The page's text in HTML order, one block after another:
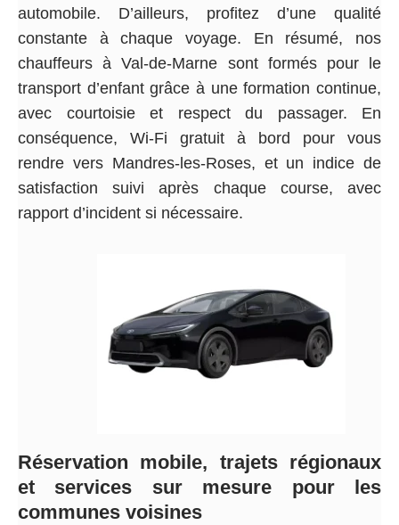
automobile. D’ailleurs, profitez d’une qualité
constante à chaque voyage. En résumé, nos
chauffeurs à Val-de-Marne sont formés pour le
transport d’enfant grâce à une formation continue,
avec courtoisie et respect du passager. En
conséquence, Wi-Fi gratuit à bord pour vous
rendre vers Mandres-les-Roses, et un indice de
satisfaction suivi après chaque course, avec
rapport d’incident si nécessaire.
Réservation mobile, trajets régionaux
et services sur mesure pour les
communes voisines